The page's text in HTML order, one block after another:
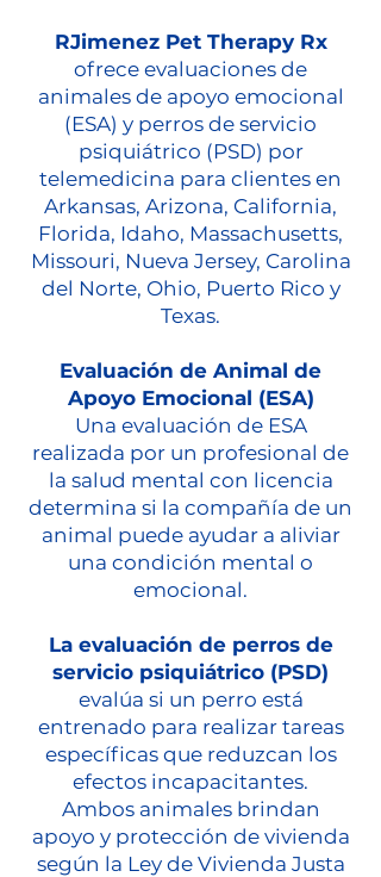
RJimenez Pet Therapy Rx
ofrece evaluaciones de
animales de apoyo emocional
(ESA) y perros de servicio
psiquiátrico (PSD) por
telemedicina para clientes en
Arkansas, Arizona, California,
Florida, Idaho, Massachusetts,
Missouri, Nueva Jersey, Carolina
del Norte, Ohio, Puerto Rico y
Texas.
Evaluación de Animal de
Apoyo Emocional (ESA)
Una evaluación de ESA
realizada por un profesional de
la salud mental con licencia
determina si la compañía de un
animal puede ayudar a aliviar
una condición mental o
emocional.
La evaluación de perros de
servicio psiquiátrico (PSD)
evalúa si un perro está
entrenado para realizar tareas
específicas que reduzcan los
efectos incapacitantes.
Ambos animales brindan
apoyo y protección de vivienda
según la Ley de Vivienda Justa